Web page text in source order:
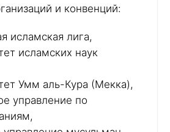
и конвенций:
исламская лига,
исламских наук
Умм аль-Кура (Мекка),
управление по